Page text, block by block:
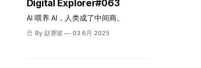
Digital Explorer#063
AI 喂养 AI，人类成了中间商。
By 赵赛坡 03 6月 2025